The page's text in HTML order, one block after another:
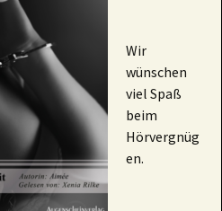
Wir
wünschen
viel Spaß
beim
Hörvergnüg
en.